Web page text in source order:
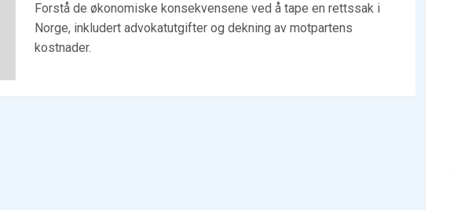
Forstå de økonomiske konsekvensene ved å tape en rettssak i
Norge, inkludert advokatutgifter og dekning av motpartens
kostnader.